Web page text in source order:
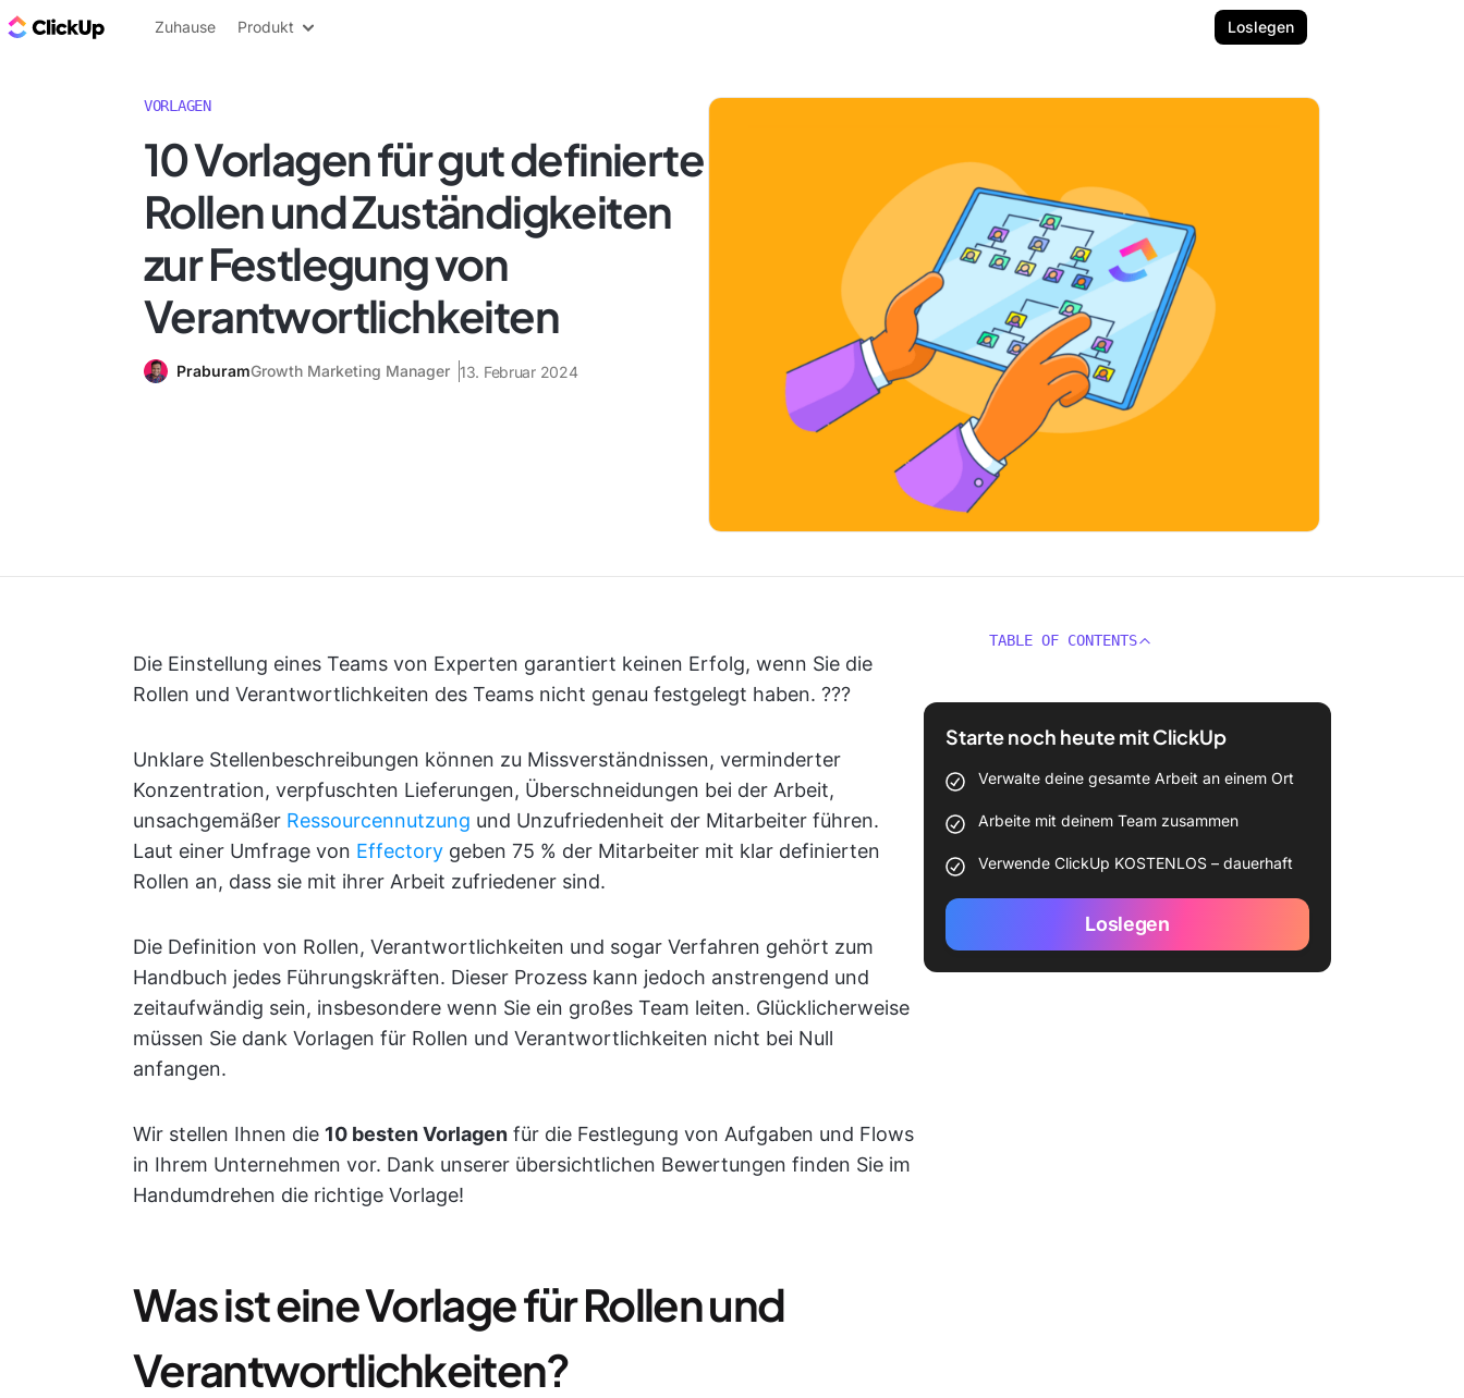
ClickUp Blog
Zuhause Produkt Loslegen
VORLAGEN
10 Vorlagen für gut definierte
Rollen und Zuständigkeiten
zur Festlegung von
Verantwortlichkeiten
PraburamGrowth Marketing Manager 13. Februar 2024
Die Einstellung eines Teams von Experten garantiert keinen Erfolg, wenn Sie die
Rollen und Verantwortlichkeiten des Teams nicht genau festgelegt haben. ?‍?‍?
Unklare Stellenbeschreibungen können zu Missverständnissen, verminderter
Konzentration, verpfuschten Lieferungen, Überschneidungen bei der Arbeit,
unsachgemäßer Ressourcennutzung und Unzufriedenheit der Mitarbeiter führen.
Laut einer Umfrage von Effectory geben 75 % der Mitarbeiter mit klar definierten
Rollen an, dass sie mit ihrer Arbeit zufriedener sind.
Die Definition von Rollen, Verantwortlichkeiten und sogar Verfahren gehört zum
Handbuch jedes Führungskräften. Dieser Prozess kann jedoch anstrengend und
zeitaufwändig sein, insbesondere wenn Sie ein großes Team leiten. Glücklicherweise
müssen Sie dank Vorlagen für Rollen und Verantwortlichkeiten nicht bei Null
anfangen.
Wir stellen Ihnen die 10 besten Vorlagen für die Festlegung von Aufgaben und Flows
in Ihrem Unternehmen vor. Dank unserer übersichtlichen Bewertungen finden Sie im
Handumdrehen die richtige Vorlage!
Was ist eine Vorlage für Rollen und
Verantwortlichkeiten?
TABLE OF CONTENTS
Starte noch heute mit ClickUp
Verwalte deine gesamte Arbeit an einem Ort
Arbeite mit deinem Team zusammen
Verwende ClickUp KOSTENLOS – dauerhaft
Loslegen